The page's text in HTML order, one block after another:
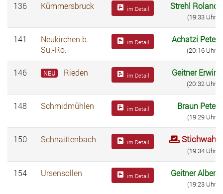
136 Kümmersbruck im Detail Strehl Roland
(19:33 Uhr)
141
Neukirchen b.
Su.-Ro.
im Detail Achatzi Peter
(20:16 Uhr)
146 NEU Rieden im Detail Geitner Erwin
(20:32 Uhr)
148 Schmidmühlen im Detail Braun Peter
(19:29 Uhr)
150 Schnaittenbach im Detail Stichwahl
(19:34 Uhr)
154 Ursensollen im Detail Geitner Albert
(19:23 Uhr)